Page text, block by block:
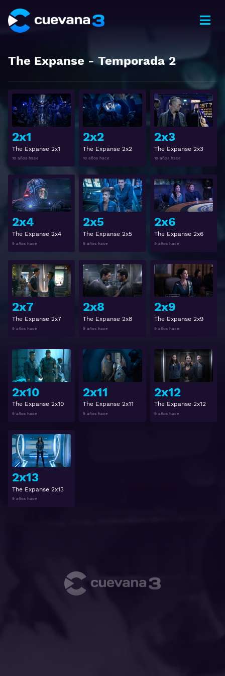
The Expanse - Temporada 2
2x1
The Expanse 2x1
10 años hace
Ver
2x2
The Expanse 2x2
10 años hace
Ver
2x3
The Expanse 2x3
10 años hace
2x4
The Expanse 2x4
9 años hace
Ver
2x5
The Expanse 2x5
9 años hace
Ver
2x6
The Expanse 2x6
9 años hace
2x7
The Expanse 2x7
9 años hace
Ver
2x8
The Expanse 2x8
9 años hace
Ver
2x9
The Expanse 2x9
9 años hace
2x10
The Expanse 2x10
9 años hace
2x11
The Expanse 2x11
9 años hace
Ver
2x12
The Expanse 2x12
9 años hace
2x13
The Expanse 2x13
9 años hace